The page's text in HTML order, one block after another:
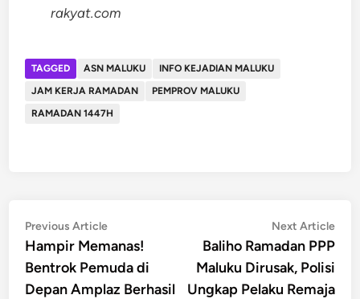
rakyat.com
TAGGED ASN MALUKU
INFO KEJADIAN MALUKU
JAM KERJA RAMADAN
PEMPROV MALUKU
RAMADAN 1447H
Post
navigation
Previous ArticlePrevious
article:
Hampir Memanas!
Bentrok Pemuda di
Depan Amplaz Berhasil
Next Article
Baliho Ramadan PPP
Maluku Dirusak, Polisi
Ungkap Pelaku Remaja